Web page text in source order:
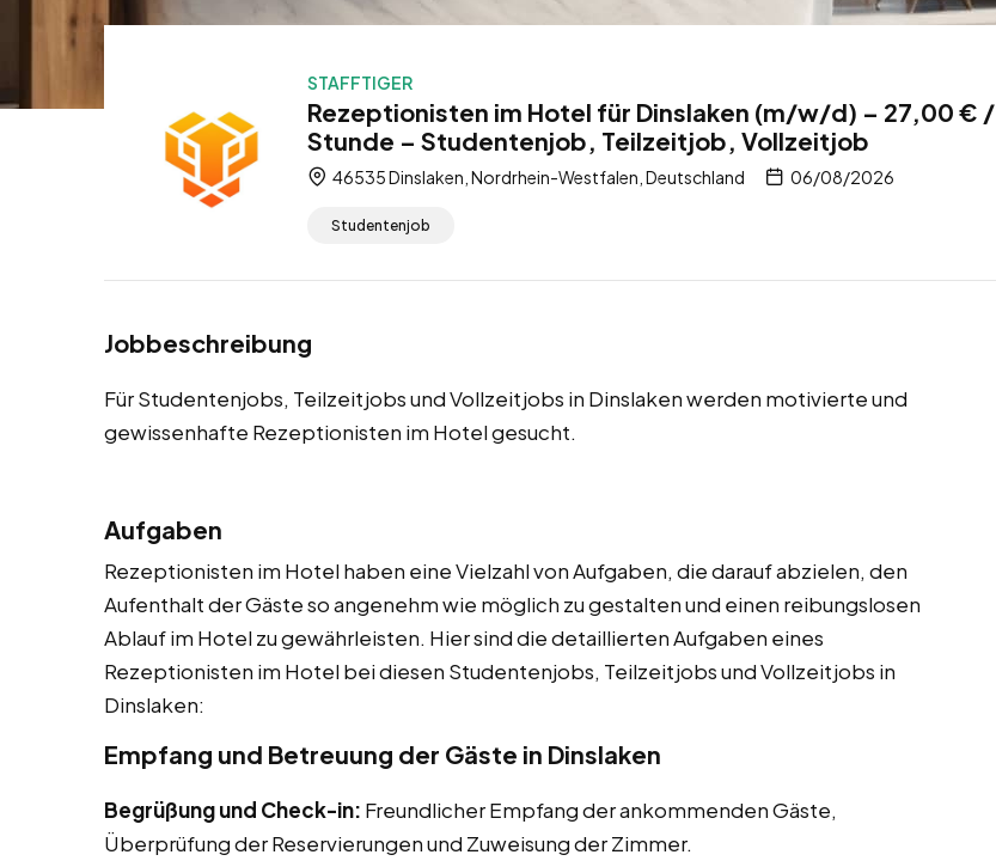
STAFFTIGER
Rezeptionisten im Hotel für Dinslaken (m/w/d) – 27,00 € /
Stunde – Studentenjob, Teilzeitjob, Vollzeitjob
46535 Dinslaken, Nordrhein-Westfalen, Deutschland 06/08/2026
Studentenjob
Jobbeschreibung
Für Studentenjobs, Teilzeitjobs und Vollzeitjobs in Dinslaken werden motivierte und
gewissenhafte Rezeptionisten im Hotel gesucht.
Aufgaben
Rezeptionisten im Hotel haben eine Vielzahl von Aufgaben, die darauf abzielen, den
Aufenthalt der Gäste so angenehm wie möglich zu gestalten und einen reibungslosen
Ablauf im Hotel zu gewährleisten. Hier sind die detaillierten Aufgaben eines
Rezeptionisten im Hotel bei diesen Studentenjobs, Teilzeitjobs und Vollzeitjobs in
Dinslaken:
Empfang und Betreuung der Gäste in Dinslaken
Begrüßung und Check-in: Freundlicher Empfang der ankommenden Gäste,
Überprüfung der Reservierungen und Zuweisung der Zimmer.